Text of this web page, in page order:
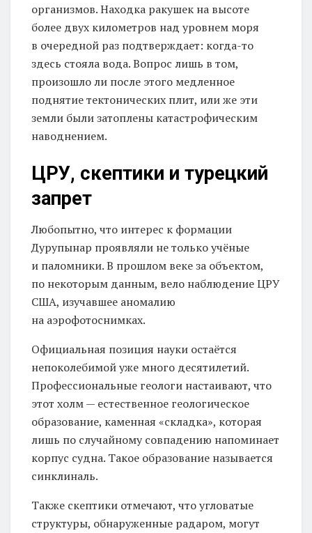
организмов. Находка ракушек на высоте
более двух километров над уровнем моря
в очередной раз подтверждает: когда-то
здесь стояла вода. Вопрос лишь в том,
произошло ли после этого медленное
поднятие тектонических плит, или же эти
земли были затоплены катастрофическим
наводнением.
ЦРУ, скептики и турецкий
запрет
Любопытно, что интерес к формации
Дурупынар проявляли не только учёные
и паломники. В прошлом веке за объектом,
по некоторым данным, вело наблюдение ЦРУ
США, изучавшее аномалию
на аэрофотоснимках.
Официальная позиция науки остаётся
непоколебимой уже много десятилетий.
Профессиональные геологи настаивают, что
этот холм — естественное геологическое
образование, каменная «складка», которая
лишь по случайному совпадению напоминает
корпус судна. Такое образование называется
синклиналь.
Также скептики отмечают, что угловатые
структуры, обнаруженные радаром, могут